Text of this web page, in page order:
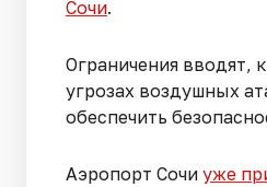
Сочи.
Ограничения вводят,
угрозах воздушных
обеспечить
Аэропорт Сочи уже